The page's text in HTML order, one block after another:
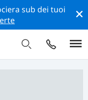
sub dei tuoi